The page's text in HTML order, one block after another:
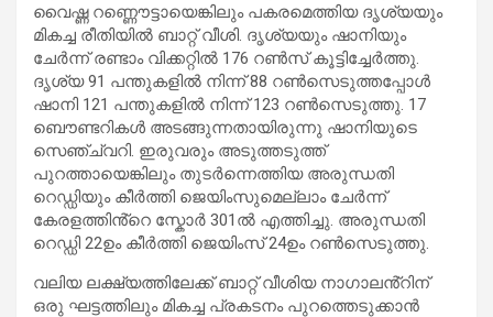
വൈഷ്ണ റണ്ണൌട്ടായെങ്കിലും പകരമെത്തിയ ദൃശ്യയും
മികച്ച രീതിയിൽ ബാറ്റ് വീശി. ദൃശ്യയും ഷാനിയും
ചേർന്ന് രണ്ടാം വിക്കറ്റിൽ 176 റൺസ് കൂട്ടിച്ചേർത്തു.
ദൃശ്യ 91 പന്തുകളിൽ നിന്ന് 88 റൺസെടുത്തപ്പോൾ
ഷാനി 121 പന്തുകളിൽ നിന്ന് 123 റൺസെടുത്തു. 17
ബൌണ്ടറികൾ അടങ്ങുന്നതായിരുന്നു ഷാനിയുടെ
സെഞ്ച്വറി. ഇരുവരും അടുത്തടുത്ത്
പുറത്തായെങ്കിലും തുടർന്നെത്തിയ അരുന്ധതി
റെഡ്ഡിയും കീർത്തി ജെയിംസുമെല്ലാം ചേർന്ന്
കേരളത്തിൻ്റെ സ്കോർ 301ൽ എത്തിച്ചു. അരുന്ധതി
റെഡ്ഡി 22ഉം കീർത്തി ജെയിംസ് 24ഉം റൺസെടുത്തു.
വലിയ ലക്ഷ്യത്തിലേക്ക് ബാറ്റ് വീശിയ നാഗാലൻ്റിന്
ഒരു ഘട്ടത്തിലും മികച്ച പ്രകടനം പുറത്തെടുക്കാൻ